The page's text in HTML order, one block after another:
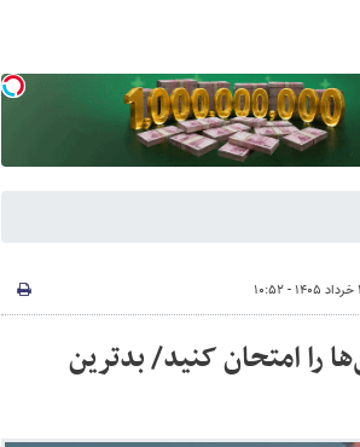
را امتحان کنید/ بدترین